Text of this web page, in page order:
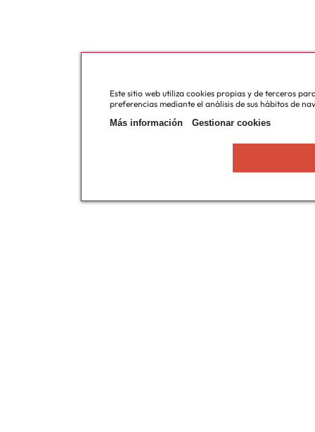
Este sitio web utiliza cookies propias y de terceros
preferencias mediante el análisis de sus hábitos de
Más información
Gestionar cookies